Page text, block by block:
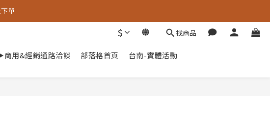
單
單
單
$ 找商品
用&經銷通路洽談 部落格首頁 台南-實體活動